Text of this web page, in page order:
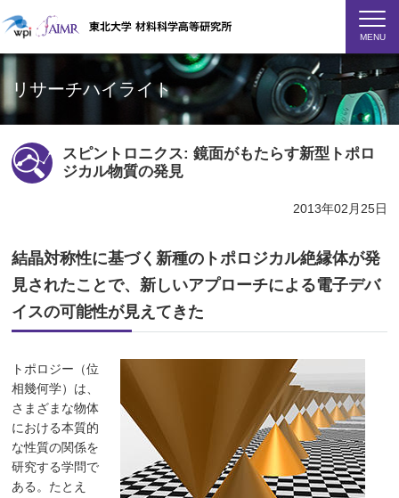
MENU
リサーチハイライト
スピントロニクス: 鏡面がもたらす新型トポロ
ジカル物質の発見
2013年02月25日
結晶対称性に基づく新種のトポロジカル絶縁体が発
見されたことで、新しいアプローチによる電子デバ
イスの可能性が見えてきた
トポロジー（位
相幾何学）は、
さまざまな物体
における本質的
な性質の関係を
研究する学問で
ある。たとえ